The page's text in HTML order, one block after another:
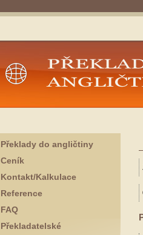
Překlady do angličtiny
Ceník
Kontakt/Kalkulace
Reference
FAQ
Překladatelské